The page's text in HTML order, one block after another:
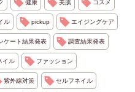
健康 美肌 コスメ
ル pickup エイジングケア
ケート結果発表 調査結果発表
イル ファッション
紫外線対策 セルフネイル